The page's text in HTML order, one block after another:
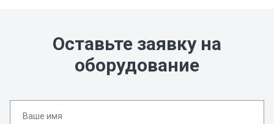
Оставьте заявку на
оборудование